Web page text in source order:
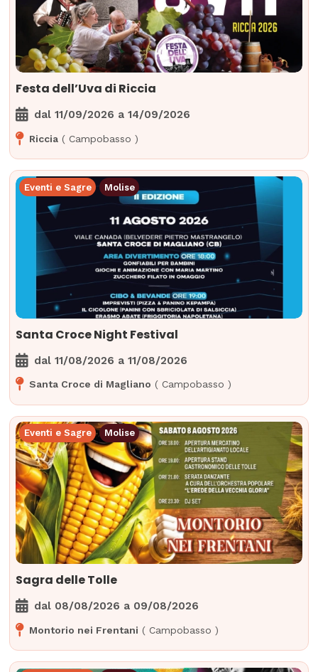
Festa dell’Uva di Riccia
dal11/09/2026 a 14/09/2026
Riccia ( Campobasso )
Eventi e Sagre Molise
Santa Croce Night Festival
dal11/08/2026 a 11/08/2026
Santa Croce di Magliano ( Campobasso )
Eventi e Sagre Molise
Sagra delle Tolle
dal 08/08/2026 a 09/08/2026
Montorio nei Frentani ( Campobasso )